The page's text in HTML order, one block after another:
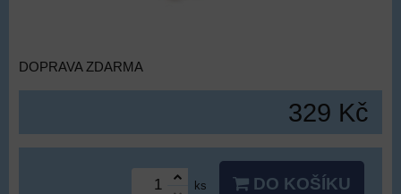
DOPRAVA ZDARMA
329 Kč
ks DO KOŠÍKU